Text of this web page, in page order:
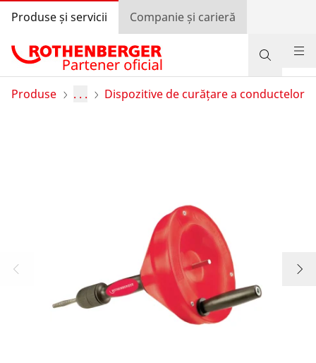
Produse și servicii Companie și carieră
Companie și carieră
Produse . . . Dispozitive de curățare a conductelor